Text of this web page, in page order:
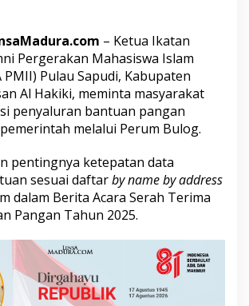
a
A
w
a
s
P
y
a
u
a
n
B
– Ketua Ikatan
Pergerakan Mahasiswa Islam
PMII) Pulau Sapudi, Kabupaten
Al Hakiki, meminta masyarakat
penyaluran bantuan pangan
melalui Perum Bulog.
pentingnya ketepatan data
sesuai daftarby name by address
dalam Berita Acara Serah Terima
Pangan Tahun 2025.